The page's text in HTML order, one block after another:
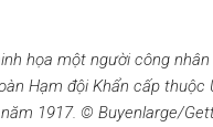
họa một người công
Hạm đội Khẩn cấp thuộc
1917. © Buyenlarge/